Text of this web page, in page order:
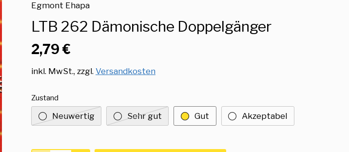
Egmont Ehapa
LTB 262 Dämonische Doppelgänger
2,79 €
inkl. MwSt., zzgl. Versandkosten
Zustand
Neuwertig Sehr gut Gut Akzeptabel